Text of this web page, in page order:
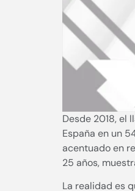
Desde 2018, el
España en un
acentuado en
25 años,
La realidad es